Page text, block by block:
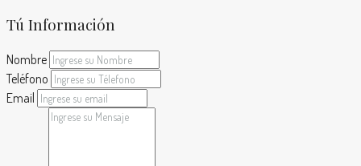
Tú Información
Nombre
Teléfono
Email